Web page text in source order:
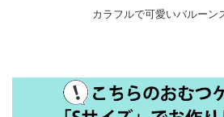
カラフルで可愛いバルーン